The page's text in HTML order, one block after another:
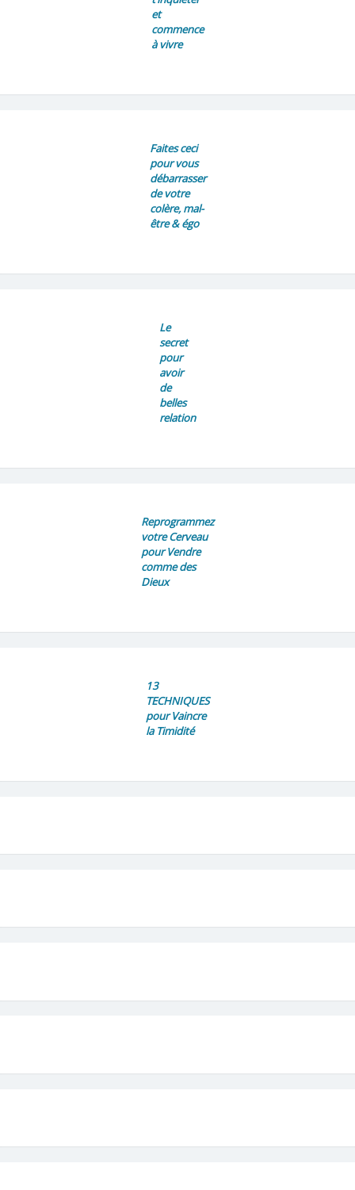
et
commence
à vivre
Faites ceci
pour vous
débarrasser
de votre
colère, mal-
être & égo
Le
secret
pour
avoir
de
belles
relation
Reprogrammez
votre Cerveau
pour Vendre
comme des
Dieux
13
TECHNIQUES
pour Vaincre
la Timidité